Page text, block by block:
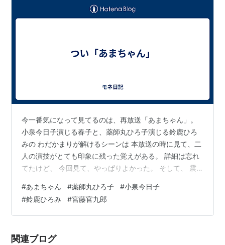
今一番気になって見てるのは、再放送「あまちゃん」。
小泉今日子演じる春子と、薬師丸ひろ子演じる鈴鹿ひろ
みの わだかまりが解けるシーンは 本放送の時に見て、二
人の演技がとても印象に残った覚えがある。 詳細は忘れ
てたけど、 今回見て、やっぱりよかった。 そして、 震
から２年後に放送したこのドラマ。 よくつくられたな
あ、と思う。 北鉄や袖ヶ浜の様子を通して描かれるでき
ごとは、 そうだ、そうだった、と 自分のそのころの切迫
から、どう思って見ていいのかわからないけれど、 こう
#あまちゃん #薬師丸ひろ子 #小泉今日子
#鈴鹿ひろみ #宮藤官九郎
関連ブログ